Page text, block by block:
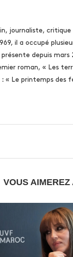
journaliste,
il a occupé
depuis mars
roman, « Les
« Le printemps des
VOUS AIMEREZ